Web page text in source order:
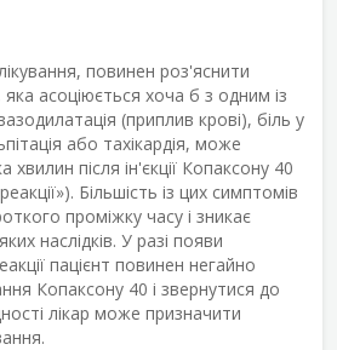
повинен роз'яснити
асоціюється хоча б з одним із
(приплив крові), біль у
або тахікардія, може
хвилин після ін'єкції Копаксону 40
Більшість із цих симптомів
проміжку часу і зникає
наслідків. У разі появи
пацієнт повинен негайно
Копаксону 40 і звернутися до
лікар може призначити